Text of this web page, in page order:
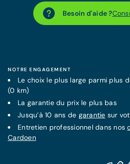
Besoin d'aide ?
NOTRE ENGAGEMENT
Le choix le plus large parmi plus
(0 km)
La garantiedu prix le plus bas
Jusqu’à 10 ans de garantie sur
Entretien professionnel dans nos
Cardoen